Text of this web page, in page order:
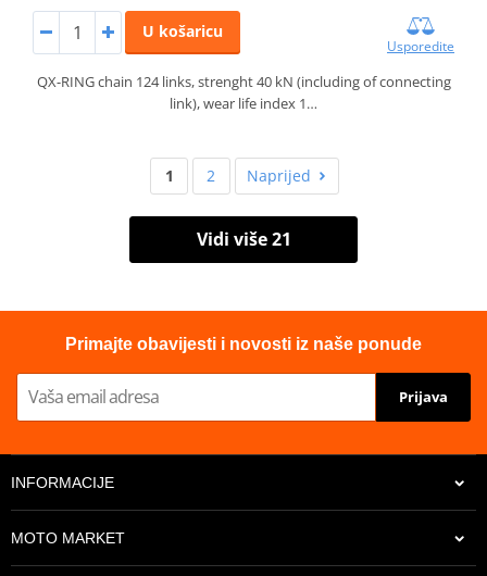
U košaricu
Usporedite
QX-RING chain 124 links, strenght 40 kN (including of connecting
link), wear life index 1…
1 2 Naprijed
Vidi više 21
Primajte obavijesti i novosti iz naše ponude
Prijava
INFORMACIJE
MOTO MARKET